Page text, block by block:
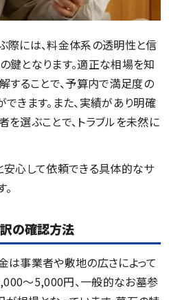
際には、料金体系の透明性と信
鍵となります。適正な相場を知
することで、予算内で満足度の
きます。また、実績があり明確
選ぶことで、トラブルを未然に
安心して依頼できる具体的なサ
の確認方法
は事業者や敷地の広さによって
～5,000円、一般的なお墓参